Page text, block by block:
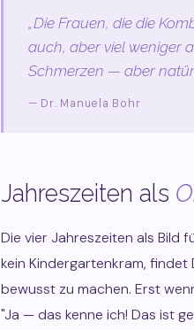
„Die Frauen, die die
auch, aber viel weniger
Schmerzen — aber
— Dr. Manuela Bohr
Jahreszeiten als
Die vier Jahreszeiten als Bild
kein Kindergartenkram, findet
bewusst zu machen. Erst
"Ja — das kenne ich! Das ist